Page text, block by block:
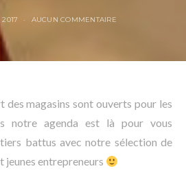
AUCUN COMMENTAIRE
des magasins sont ouverts pour les
notre agenda est là pour vous
battus avec notre sélection de
jeunes entrepreneurs